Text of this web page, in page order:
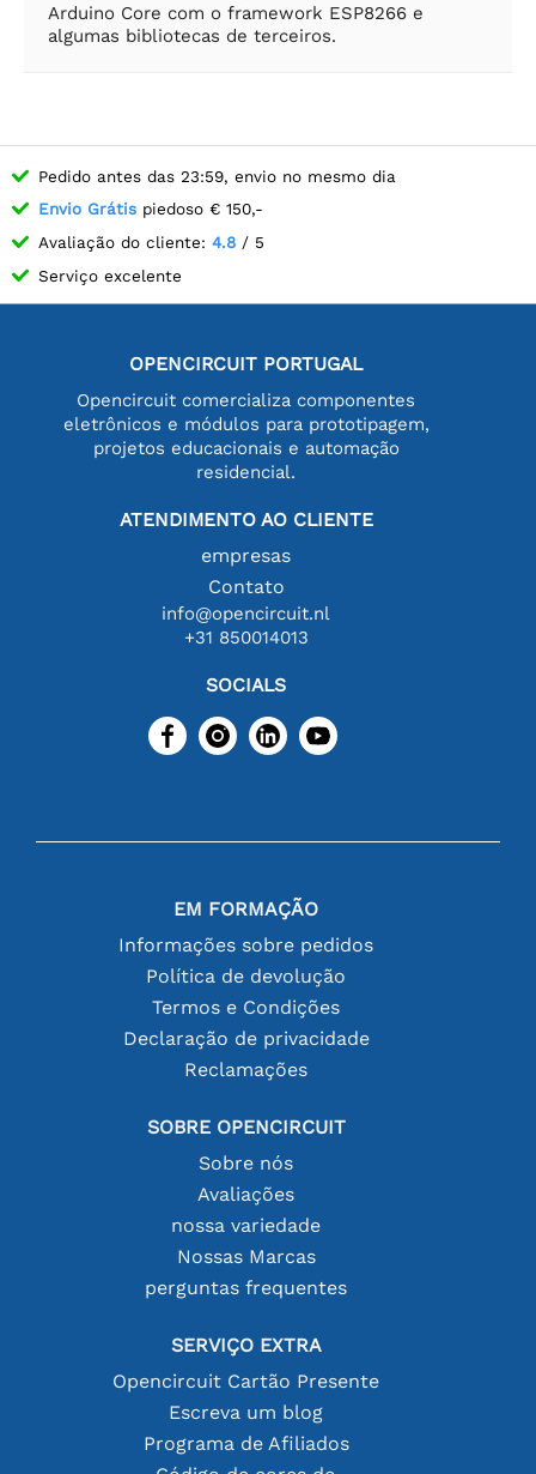
Arduino Core com o framework ESP8266 e
algumas bibliotecas de terceiros.
Pedido antes das 23:59, envio no mesmo dia
Envio Grátis piedoso € 150,-
Avaliação do cliente: 4.8 / 5
Serviço excelente
OPENCIRCUIT PORTUGAL
Opencircuit comercializa componentes
eletrônicos e módulos para prototipagem,
projetos educacionais e automação
residencial.
ATENDIMENTO AO CLIENTE
empresas
Contato
info@opencircuit.nl
+31 850014013
SOCIALS
EM FORMAÇÃO
Informações sobre pedidos
Política de devolução
Termos e Condições
Declaração de privacidade
Reclamações
SOBRE OPENCIRCUIT
Sobre nós
Avaliações
nossa variedade
Nossas Marcas
perguntas frequentes
SERVIÇO EXTRA
Opencircuit Cartão Presente
Escreva um blog
Programa de Afiliados